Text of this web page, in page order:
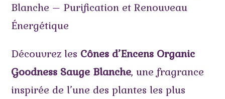
Blanche – Purification et Renouveau
Énergétique
Découvrez les Cônes d’Encens Organic
Goodness Sauge Blanche, une fragrance
inspirée de l’une des plantes les plus